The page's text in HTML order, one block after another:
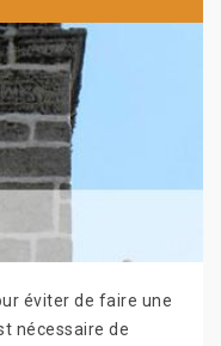
éviter de faire une
nécessaire de